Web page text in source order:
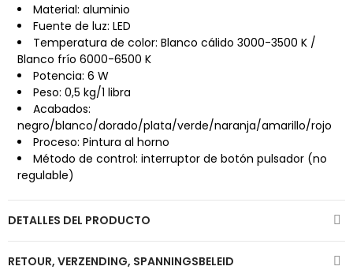
Material: aluminio
Fuente de luz: LED
Temperatura de color: Blanco cálido 3000-3500 K /
Blanco frío 6000-6500 K
Potencia: 6 W
Peso: 0,5 kg/1 libra
Acabados:
negro/blanco/dorado/plata/verde/naranja/amarillo/rojo
Proceso: Pintura al horno
Método de control: interruptor de botón pulsador (no
regulable)
DETALLES DEL PRODUCTO
RETOUR, VERZENDING, SPANNINGSBELEID